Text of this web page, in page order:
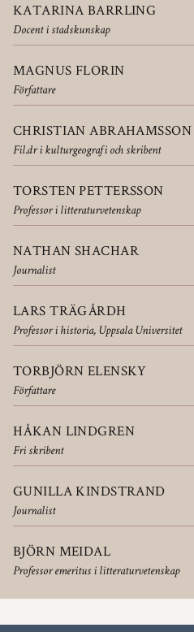
KATARINA BARRLING
Docent i stadskunskap
MAGNUS FLORIN
Författare
CHRISTIAN ABRAHAMSSON
Fil.dr i kulturgeografi och skribent
TORSTEN PETTERSSON
Professor i litteraturvetenskap
NATHAN SHACHAR
Journalist
LARS TRÄGÅRDH
Professor i historia, Uppsala Universitet
TORBJÖRN ELENSKY
Författare
HÅKAN LINDGREN
Fri skribent
GUNILLA KINDSTRAND
Journalist
BJÖRN MEIDAL
Professor emeritus i litteraturvetenskap